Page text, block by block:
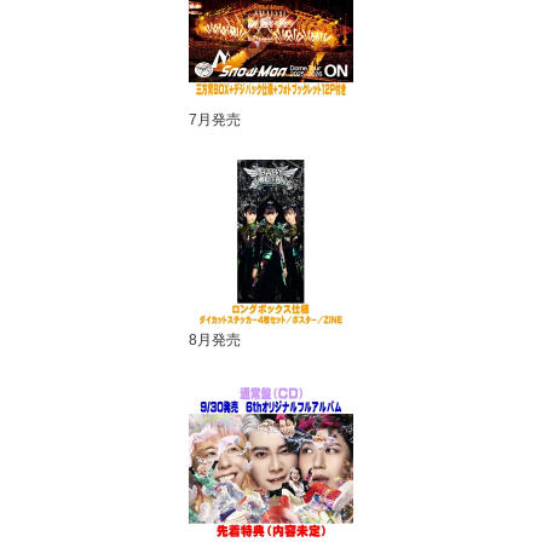
7月発売
8月発売